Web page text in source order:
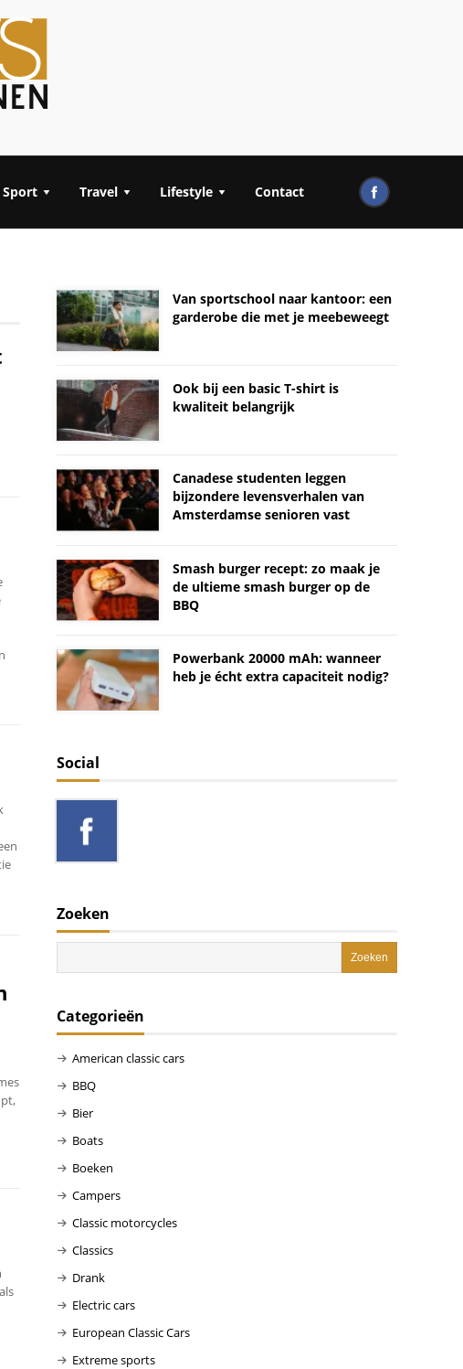
Sport Travel Lifestyle Contact
Van sportschool naar kantoor: een
garderobe die met je meebeweegt
Ook bij een basic T-shirt is
kwaliteit belangrijk
Canadese studenten leggen
bijzondere levensverhalen van
Amsterdamse senioren vast
Smash burger recept: zo maak je
de ultieme smash burger op de
BBQ
Powerbank 20000 mAh: wanneer
heb je écht extra capaciteit nodig?
Social
Zoeken
Categorieën
American classic cars
BBQ
Bier
Boats
Boeken
Campers
Classic motorcycles
Classics
Drank
Electric cars
European Classic Cars
Extreme sports